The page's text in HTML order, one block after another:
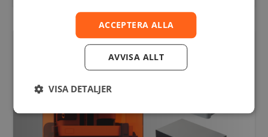
olika
kan
väljas
ACCEPTERA ALLA
AVVISA ALLT
VISA DETALJER